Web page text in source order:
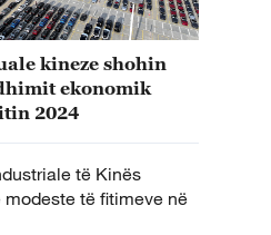
kineze shohin
ekonomik
2024
të Kinës
të fitimeve në